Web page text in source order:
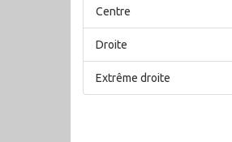
Centre
Droite
Extrême droite